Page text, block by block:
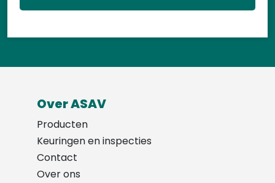
Over ASAV
Producten
Keuringen en inspecties
Contact
Over ons